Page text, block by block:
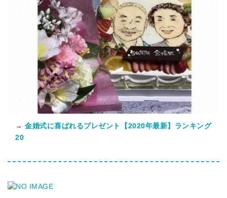
→ 金婚式に喜ばれるプレゼント【2020年最新】ランキング
20